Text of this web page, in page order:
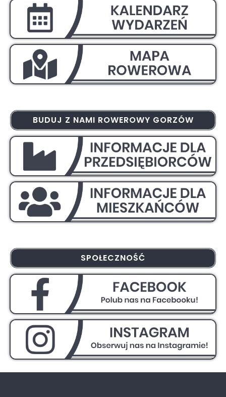
BUDUJ Z NAMI ROWEROWY GORZÓW
SPOŁECZNOŚĆ